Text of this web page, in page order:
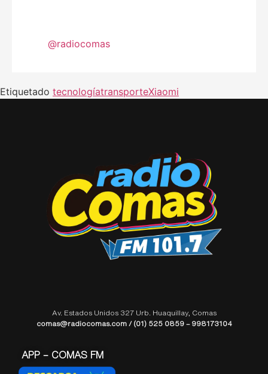
@radiocomas
Etiquetado tecnologíatransporteXiaomi
Av. Estados Unidos 327 Urb. Huaquillay, Comas
comas@radiocomas.com / (01) 525 0859 – 998173104
APP – COMAS FM